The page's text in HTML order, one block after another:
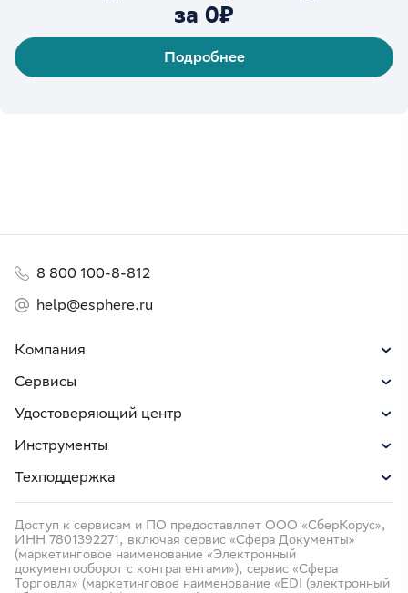
за 0₽
Подробнее
Компания
Сервисы
Удостоверяющий центр
Инструменты
Техподдержка
8 800 100-8-812
help@esphere.ru
Доступ к сервисам и ПО предоставляет ООО «СберКорус»,
ИНН 7801392271, включая сервис «Сфера Документы»
(маркетинговое наименование «Электронный
документооборот с контрагентами»), сервис «Сфера
Торговля» (маркетинговое наименование «EDI (электронный